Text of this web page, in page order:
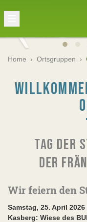
Home › Ortsgruppen ›
TAG DER
DER
Wir feiern den
Samstag, 25. April
Kasberg: Wiese des